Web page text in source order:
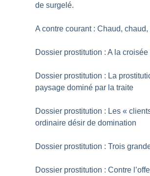
de surgelé.
A contre courant : Chaud, chaud,
Dossier prostitution : A la
Dossier prostitution : La
paysage dominé par la traite
Dossier prostitution : Les «
ordinaire désir de domination
Dossier prostitution : Trois
Dossier prostitution : Contre